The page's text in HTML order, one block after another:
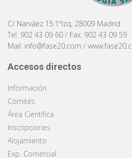
C/ Narváez 15·1ºIzq, 28009 Madrid
Tel. 902 43 09 60 / Fax. 902 43 09 59
Mail: info@fase20.com /
Accesos directos
Información
Comités
Área Científica
Inscripciones
Alojamiento
Exp. Comercial